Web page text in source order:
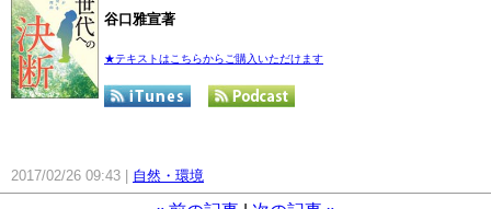
谷口雅宣著
★テキストはこちらからご購入いただけます
2017/02/26 09:43 自然・環境